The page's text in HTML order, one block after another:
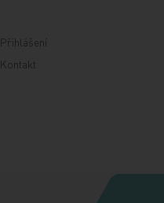
Přihlášení
Kontakt